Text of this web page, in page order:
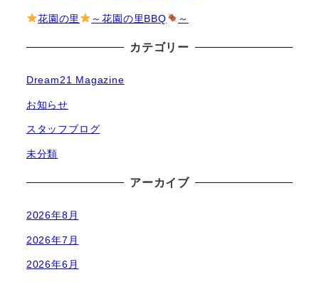
花園の里 ～花園の里BBQ ～
カテゴリー
Dream21 Magazine
お知らせ
スタッフブログ
未分類
アーカイブ
2026年8月
2026年7月
2026年6月